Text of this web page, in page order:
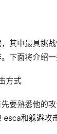
其中最具挑
下面将介绍
方式
要熟悉他的
和躲避攻